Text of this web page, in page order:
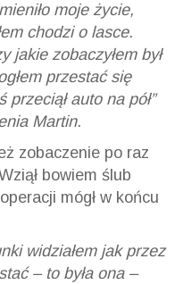
moje życie,
chodzi o lasce.
jakie zobaczyłem był
przestać się
auto na pół”
Martin.
zobaczenie po raz
bowiem ślub
mógł w końcu
widziałem jak przez
– to była ona –